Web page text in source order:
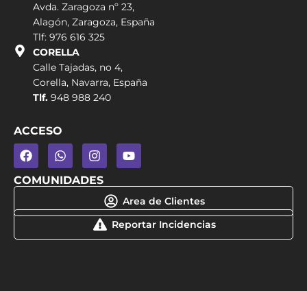
Avda. Zaragoza nº 23,
Alagón, Zaragoza, España
Tlf: 976 616 325
CORELLA
Calle Tajadas, no 4,
Corella, Navarra, España
Tlf. 948 988 240
ACCESO
COMUNIDADES
Area de Clientes
Reportar Incidencias